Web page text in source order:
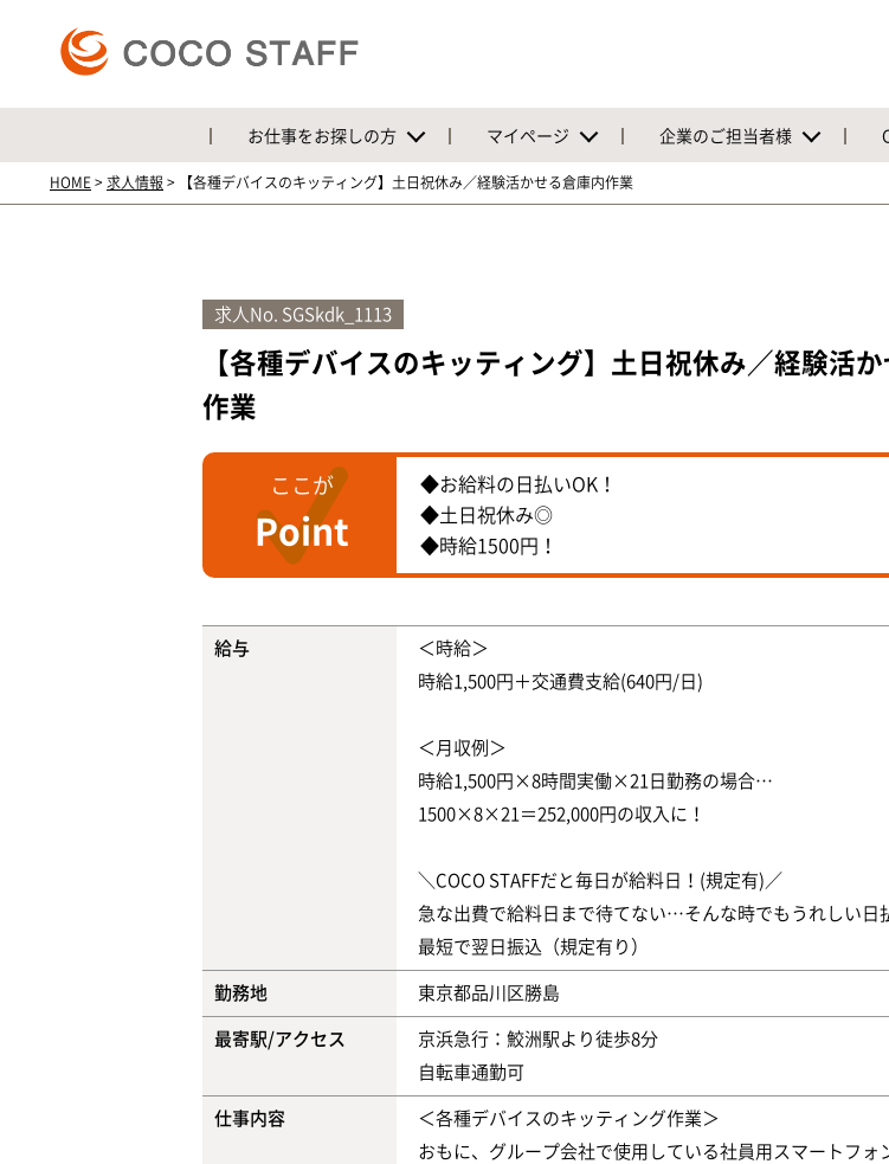
お仕事をお探しの方 マイページ 企業のご担当者様
HOME > 求人情報 > 【各種デバイスのキッティング】土日祝休み／経験活かせる倉庫内作業
求人No. SGSkdk_1113
【各種デバイスのキッティング】土日祝休み／経験活
作業
ここが
Point
◆お給料の日払いOK！
◆土日祝休み◎
◆時給1500円！
給与
＜時給＞
時給1,500円＋交通費支給(640円/日)
＜月収例＞
時給1,500円×8時間実働×21日勤務の場合…
1500×8×21＝252,000円の収入に！
＼COCO STAFFだと毎日が給料日！(規定有)／
急な出費で給料日まで待てない…そんな時でもうれしい日
最短で翌日振込（規定有り）
勤務地 東京都品川区勝島
最寄駅/アクセス
京浜急行：鮫洲駅より徒歩8分
自転車通勤可
仕事内容
＜各種デバイスのキッティング作業＞
おもに、グループ会社で使用している社員用スマートフォ